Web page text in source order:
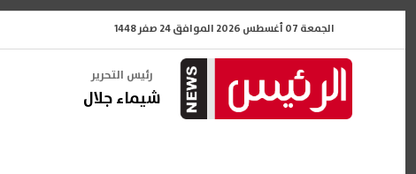
الجمعة 07 أغسطس 2026 الموافق 24 صفر 1448
رئيس التحرير
شيماء جلال